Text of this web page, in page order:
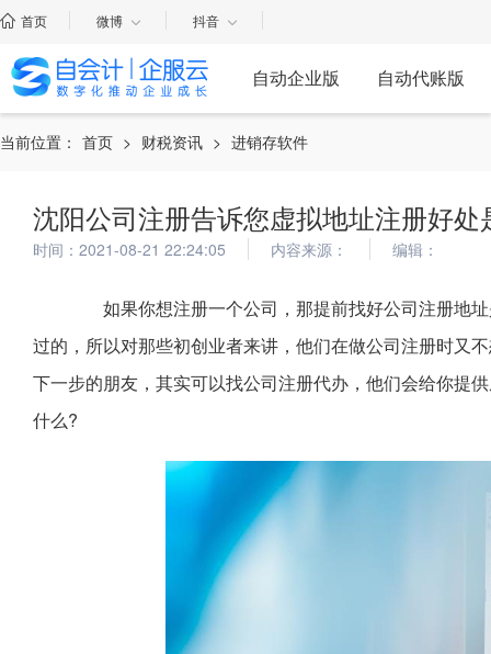
首页 微博 抖音
自动企业版 自动代账版
当前位置： 首页 > 财税资讯 > 进销存软件
沈阳公司注册告诉您虚拟地址注册好处
时间：2021-08-21 22:24:05 内容来源： 编辑：
如果你想注册一个公司，那提前找好公司注册地址
过的，所以对那些初创业者来讲，他们在做公司注册时又
下一步的朋友，其实可以找公司注册代办，他们会给你提
什么?